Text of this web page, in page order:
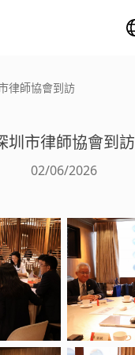
律師協會到訪
圳市律師協會到訪
02/06/2026